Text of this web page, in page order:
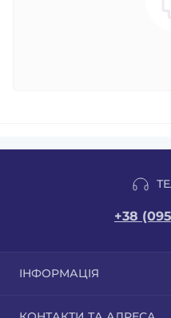
+38
ІНФОРМАЦІЯ